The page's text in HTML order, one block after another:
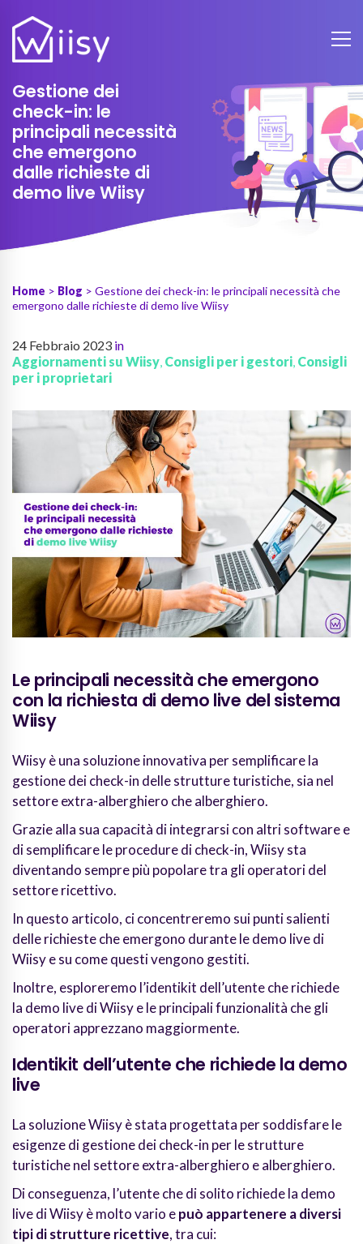
Gestione dei
check-in: le
principali necessità
che emergono
dalle richieste di
demo live Wiisy
Home > Blog > Gestione dei check-in: le principali necessità che
emergono dalle richieste di demo live Wiisy
24 Febbraio 2023 in
Aggiornamenti su Wiisy, Consigli per i gestori, Consigli
per i proprietari
Le principali necessità che emergono
con la richiesta di demo live del sistema
Wiisy
Wiisy è una soluzione innovativa per semplificare la
gestione dei check-in delle strutture turistiche, sia nel
settore extra-alberghiero che alberghiero.
Grazie alla sua capacità di integrarsi con altri software e
di semplificare le procedure di check-in, Wiisy sta
diventando sempre più popolare tra gli operatori del
settore ricettivo.
In questo articolo, ci concentreremo sui punti salienti
delle richieste che emergono durante le demo live di
Wiisy e su come questi vengono gestiti.
Inoltre, esploreremo l’identikit dell’utente che richiede
la demo live di Wiisy e le principali funzionalità che gli
operatori apprezzano maggiormente.
Identikit dell’utente che richiede la demo
live
La soluzione Wiisy è stata progettata per soddisfare le
esigenze di gestione dei check-in per le strutture
turistiche nel settore extra-alberghiero e alberghiero.
Di conseguenza, l’utente che di solito richiede la demo
live di Wiisy è molto vario epuò appartenere a diversi
tipi di strutture ricettive, tra cui: